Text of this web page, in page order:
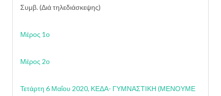
Συμβ. (Διά τηλεδιάσκεψης)
Μέρος 1ο
Μέρος 2ο
Τετάρτη 6 Μαΐου 2020, ΚΕΔΑ- ΓΥΜΝΑΣΤΙΚΗ (ΜΕΝΟΥΜΕ